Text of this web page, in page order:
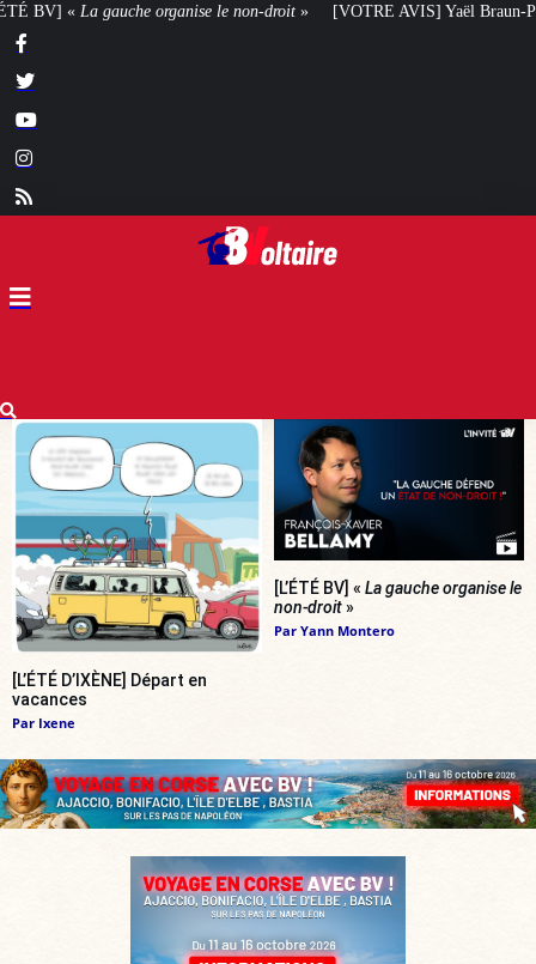
droit» [VOTRE AVIS] Yaël Braun-Pivet doit-elle renoncer à son projet
[L’ÉTÉ D’IXÈNE] Départ en
vacances
Par Ixene
[L’ÉTÉ BV] « La gauche organise le
non-droit»
Par Yann Montero